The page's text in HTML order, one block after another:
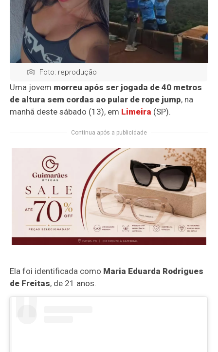
Foto: reprodução
Uma jovem morreu após ser jogada de 40 metros
de altura sem cordas ao pular de rope jump, na
manhã deste sábado (13), em Limeira (SP).
Continua após a publicidade
Ela foi identificada como Maria Eduarda Rodrigues
de Freitas, de 21 anos.